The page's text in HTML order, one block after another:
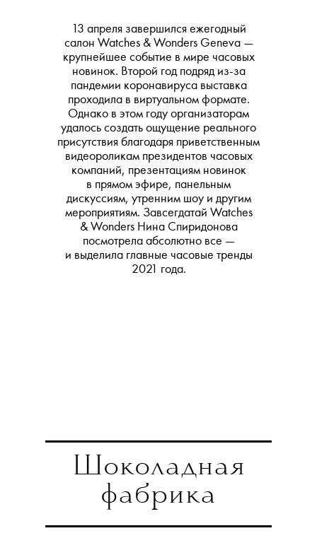
13 апреля завершился ежегодный
салон Watches & Wonders Geneva —
крупнейшее событие в мире часовых
новинок. Второй год подряд из-за
пандемии коронавируса выставка
проходила в виртуальном формате.
Однако в этом году организаторам
удалось создать ощущение реального
присутствия благодаря приветственным
видеороликам президентов часовых
компаний, презентациям новинок
в прямом эфире, панельным
дискуссиям, утренним шоу и другим
мероприятиям. Завсегдатай Watches
& Wonders Нина Спиридонова
посмотрела абсолютно все —
и выделила главные часовые тренды
2021 года.
Шоколадная
фабрика